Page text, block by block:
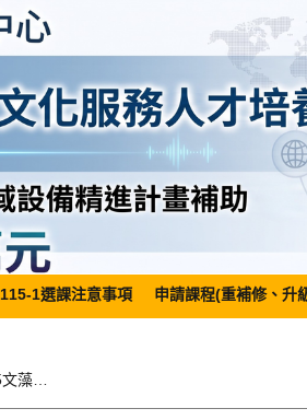
115-1選課注意事項 申請課程(重補修、升